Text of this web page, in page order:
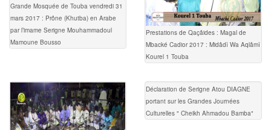
Grande Mosquée de Touba vendredi 31
mars 2017 : Prône (Khutba) en Arabe
par l’imame Serigne Mouhammadoul
Mamoune Bousso
Prestations de Qaçâides : Magal de
Mbacké Cadior 2017 : Midâdî Wa Aqlâmî
Kourel 1 Touba
Déclaration de Serigne Atou DIAGNE
portant sur les Grandes Journées
Culturelles " Cheikh Ahmadou Bamba"